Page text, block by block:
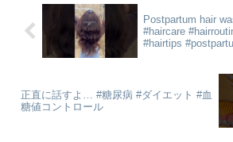
Postpartum hair
#haircare
#hairtips
正直に話すよ… #糖尿病 #ダイエット #血
糖値コントロール